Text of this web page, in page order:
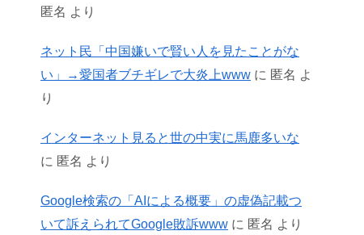
匿名 より
ネット民「中国嫌いで賢い人を見たことがな
い」→愛国者ブチギレで大炎上www に 匿名 よ
り
インターネット見ると世の中実に馬鹿多いな
に 匿名 より
Google検索の「AIによる概要」の虚偽記載つ
いて訴えられてGoogle敗訴www に 匿名 より